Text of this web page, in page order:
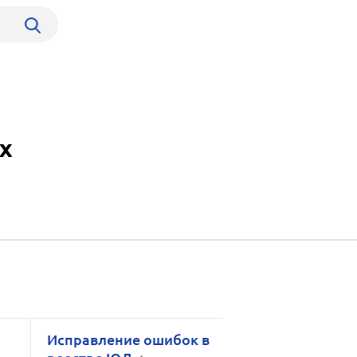
Исправление ошибок в